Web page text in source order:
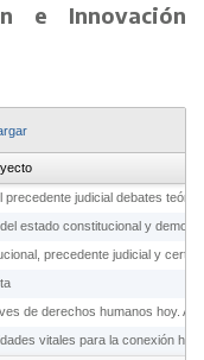
e Innovación
precedente judicial debates
estado constitucional y
vitales para la conexión